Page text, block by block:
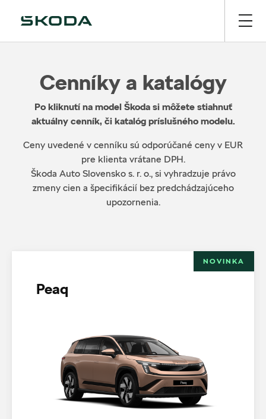
Cenníky a katalógy
Po kliknutí na model Škoda si môžete stiahnuť
aktuálny cenník, či katalóg príslušného modelu.
Ceny uvedené v cenníku sú odporúčané ceny v EUR
pre klienta vrátane DPH.
Škoda Auto Slovensko s. r. o., si vyhradzuje právo
zmeny cien a špecifikácií bez predchádzajúceho
upozornenia.
NOVINKA
Peaq